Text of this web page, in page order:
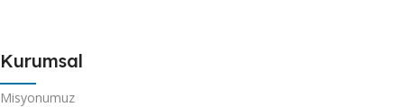
Kurumsal
Misyonumuz